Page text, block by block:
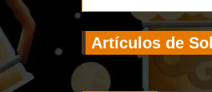
Artículos de